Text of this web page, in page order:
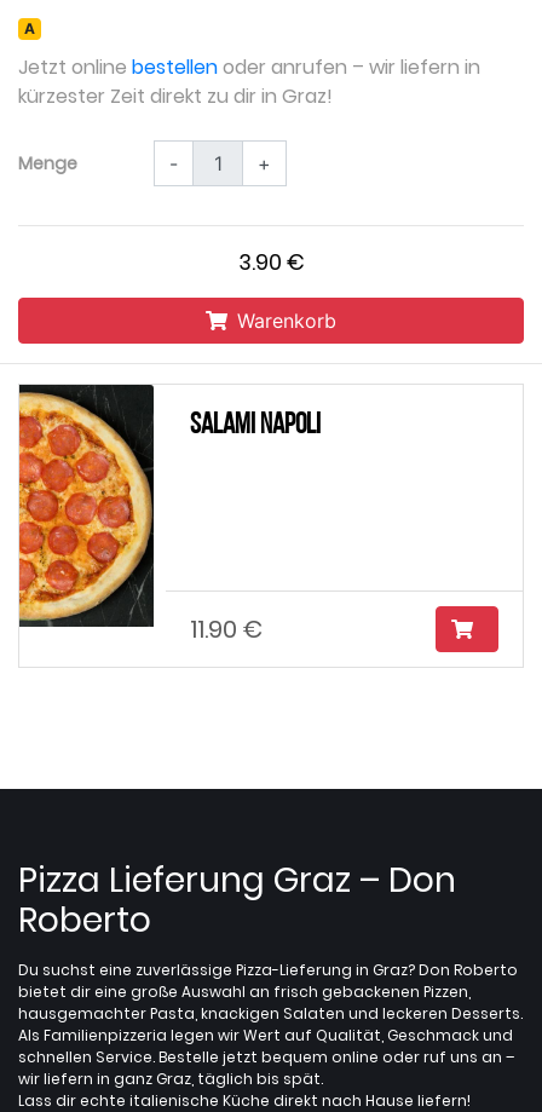
А
Jetzt online bestellenoder anrufen – wir liefern in
kürzester Zeit direkt zu dir in Graz!
Menge - +
3.90 €
Warenkorb
Salami Napoli
11.90 €
Pizza Lieferung Graz – Don
Roberto
Du suchst eine zuverlässige Pizza-Lieferung in Graz? Don Roberto
bietet dir eine große Auswahl an frisch gebackenen Pizzen,
hausgemachter Pasta, knackigen Salaten und leckeren Desserts.
Als Familienpizzeria legen wir Wert auf Qualität, Geschmack und
schnellen Service. Bestelle jetzt bequem online oder ruf uns an –
wir liefern in ganz Graz, täglich bis spät.
Lass dir echte italienische Küche direkt nach Hause liefern!